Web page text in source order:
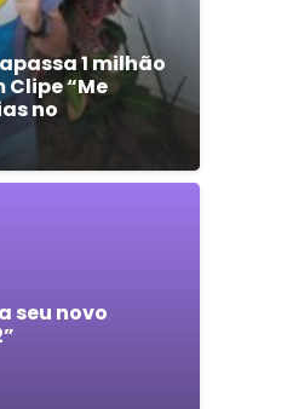
1 milhão
“Me
no
seu novo